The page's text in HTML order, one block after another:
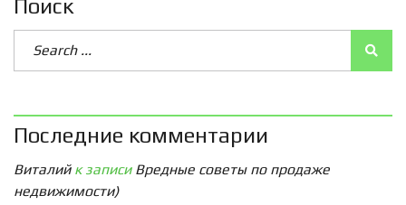
Поиск
Последние комментарии
Виталийк записи Вредные советы по продаже
недвижимости)